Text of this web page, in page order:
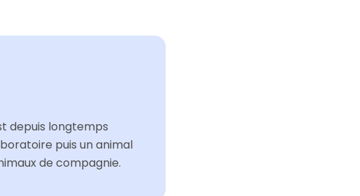
depuis longtemps
puis un animal
de compagnie.